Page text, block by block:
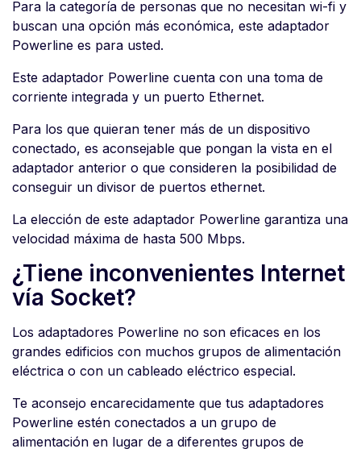
Para la categoría de personas que no necesitan wi-fi y
buscan una opción más económica, este adaptador
Powerline es para usted.
Este adaptador Powerline cuenta con una toma de
corriente integrada y un puerto Ethernet.
Para los que quieran tener más de un dispositivo
conectado, es aconsejable que pongan la vista en el
adaptador anterior o que consideren la posibilidad de
conseguir un divisor de puertos ethernet.
La elección de este adaptador Powerline garantiza una
velocidad máxima de hasta 500 Mbps.
¿Tiene inconvenientes Internet
vía Socket?
Los adaptadores Powerline no son eficaces en los
grandes edificios con muchos grupos de alimentación
eléctrica o con un cableado eléctrico especial.
Te aconsejo encarecidamente que tus adaptadores
Powerline estén conectados a un grupo de
alimentación en lugar de a diferentes grupos de